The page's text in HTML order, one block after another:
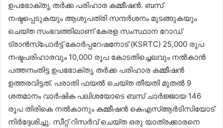
ഉപഭോക്തൃ തർക്ക പരിഹാര കമ്മീഷൻ. ബസ്
നഷ്ടപ്പെടുകയും ആശുപത്രി സന്ദർശനം മുടങ്ങുകയും
ചെയ്ത സംഭവത്തിലാണ് കേരള സംസ്ഥാന റോഡ്
ട്രാൻസ്പോർട്ട് കോർപ്പറേഷനോട് (KSRTC) 25,000 രൂപ
നഷ്ടപരിഹാരവും 10,000 രൂപ കോടതിച്ചെലവും നൽകാൻ
പത്തനംതിട്ട ഉപഭോക്തൃ തർക്ക പരിഹാര കമ്മീഷൻ
ഉത്തരവിട്ടത്. പരാതി ഫയൽ ചെയ്ത തീയതി മുതൽ 9
ശതമാനം വാർഷിക പലിശയോടെ ബസ് ചാർജ്ജായ 146
രൂപ തിരികെ നൽകാനും കമ്മീഷൻ കെഎസ്ആർടിസിയോട്
നിർദ്ദേശിച്ചു. സീറ്റ് റിസർവ് ചെയ്ത ഒരു യാത്രക്കാരനെ